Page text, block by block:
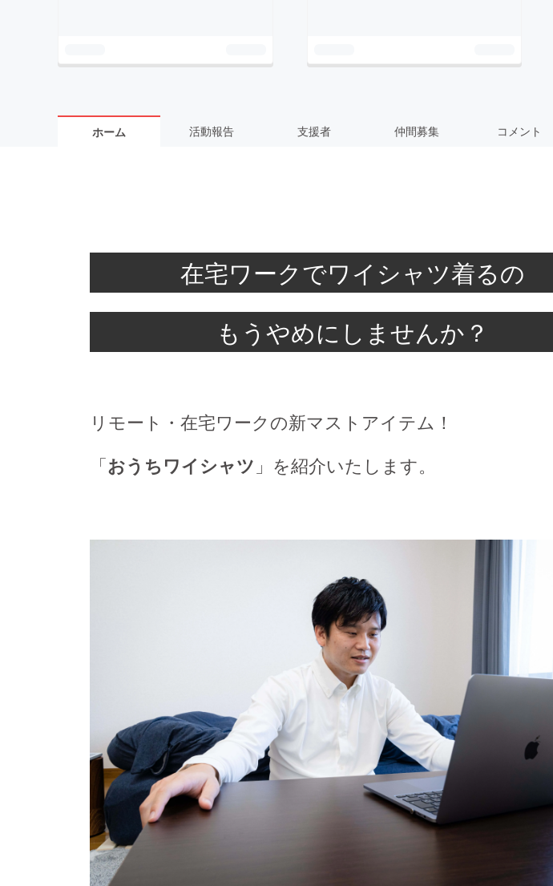
ホーム 活動報告 支援者 仲間募集 コメント
在宅ワークでワイシャツ着るの
もうやめにしませんか？
リモート・在宅ワークの新マストアイテム！
「おうちワイシャツ 」を紹介いたします。